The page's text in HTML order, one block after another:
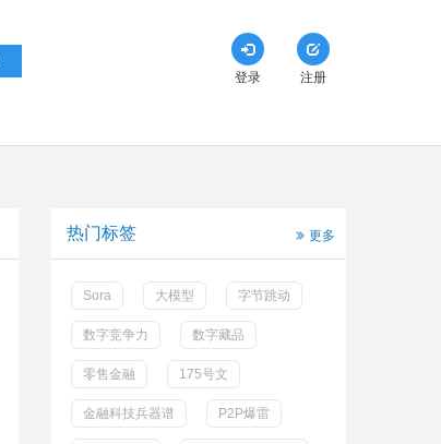
登录 注册
热门标签 更多
Sora 大模型 字节跳动
数字竞争力 数字藏品
零售金融 175号文
金融科技兵器谱 P2P爆雷